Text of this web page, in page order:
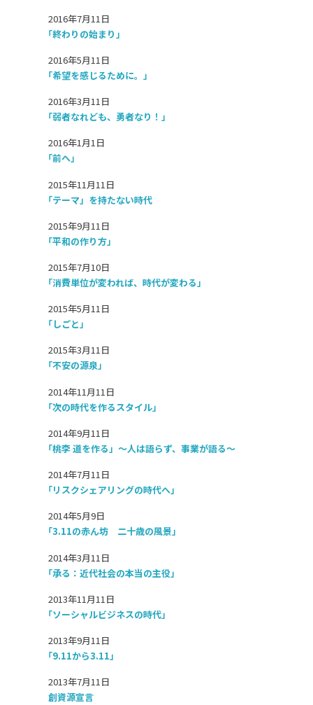
2016年7月11日
「終わりの始まり」
2016年5月11日
「希望を感じるために。」
2016年3月11日
「弱者なれども、勇者なり！」
2016年1月1日
「前へ」
2015年11月11日
「テーマ」を持たない時代
2015年9月11日
「平和の作り方」
2015年7月10日
「消費単位が変われば、時代が変わる」
2015年5月11日
「しごと」
2015年3月11日
「不安の源泉」
2014年11月11日
「次の時代を作るスタイル」
2014年9月11日
「桃李 道を作る」～人は語らず、事業が語る～
2014年7月11日
「リスクシェアリングの時代へ」
2014年5月9日
「3.11の赤ん坊 二十歳の風景」
2014年3月11日
「承る：近代社会の本当の主役」
2013年11月11日
「ソーシャルビジネスの時代」
2013年9月11日
「9.11から3.11」
2013年7月11日
創資源宣言